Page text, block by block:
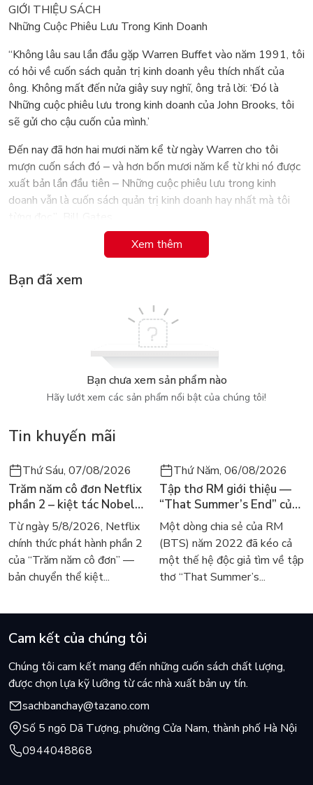
GIỚI THIỆU SÁCH
Những Cuộc Phiêu Lưu Trong Kinh Doanh
“Không lâu sau lần đầu gặp Warren Buffet vào năm 1991, tôi
có hỏi về cuốn sách quản trị kinh doanh yêu thích nhất của
ông. Không mất đến nửa giây suy nghĩ, ông trả lời: ‘Đó là
Những cuộc phiêu lưu trong kinh doanh của John Brooks, tôi
sẽ gửi cho cậu cuốn của mình.’
Đến nay đã hơn hai mươi năm kể từ ngày Warren cho tôi
mượn cuốn sách đó ‒ và hơn bốn mươi năm kể từ khi nó được
xuất bản lần đầu tiên ‒ Những cuộc phiêu lưu trong kinh
doanh vẫn là cuốn sách quản trị kinh doanh hay nhất mà tôi
Những cuộc phiêu lưu trong kinh doanh với 12 câu chuyện thú
vị và không kém phần kịch tính về những sự kiện nổi tiếng tại
Phố Wall này sẽ vén màn những âm mưu cũng như bộc lộ
sách là những báo cáo chi tiết và sắc sảo của John Brooks, dù
đó là sự kiện thị trường chứng khoán sụp đổ năm 1962, thất
bại của một công ty môi giới danh tiếng, hay nỗ lực táo bạo
của các ngân hàng Mỹ nhằm cứu vãn đồng bảng Anh. Sau tất
cả, những câu chuyện này vẫn còn nguyên giá trị và tính thời
sự để giúp chúng ta nắm bắt được tính phức tạp của đời sống
Những cuộc phiêu lưu trong kinh doanh thực sự là những phân
Xem thêm
Bạn đã xem
Bạn chưa xem sản phẩm nào
Hãy lướt xem các sản phẩm nổi bật của chúng tôi!
Tin khuyến mãi
Thứ Sáu, 07/08/2026
Trăm năm cô đơn Netflix
phần 2 – kiệt tác Nobel
trở lại màn ảnh, dòng
người tìm đọc lại García
Márquez
Từ ngày 5/8/2026, Netflix
chính thức phát hành phần 2
của “Trăm năm cô đơn” —
bản chuyển thể kiệt...
Thứ Năm, 06/08/2026
Tập thơ RM giới thiệu —
“That Summer’s End” của
Lee Seong-bok ra mắt bản
tiếng Anh sau 4 năm gây
sốt
Một dòng chia sẻ của RM
(BTS) năm 2022 đã kéo cả
một thế hệ độc giả tìm về tập
thơ “That Summer’s...
Cam kết của chúng tôi
Chúng tôi cam kết mang đến những cuốn sách chất lượng,
được chọn lựa kỹ lưỡng từ các nhà xuất bản uy tín.
sachbanchay@tazano.com
Số 5 ngõ Dã Tượng, phường Cửa Nam, thành phố Hà Nội
0944048868